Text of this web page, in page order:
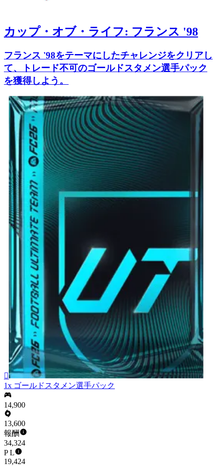
カップ・オブ・ライフ: フランス '98
フランス '98をテーマにしたチャレンジをクリアし
て、トレード不可のゴールドスタメン選手パック
を獲得しよう。

1x ゴールドスタメン選手パック
14,900
13,600
報酬
34,324
P L
19,424